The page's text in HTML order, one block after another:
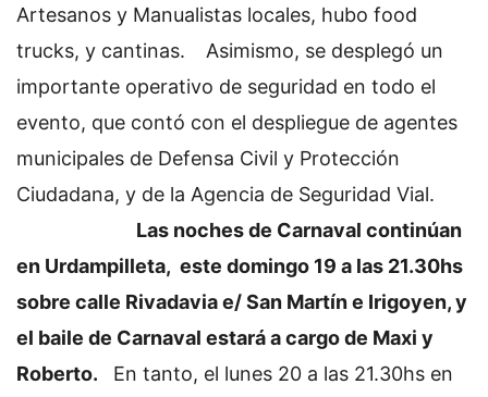
Artesanos y Manualistas locales, hubo food
trucks, y cantinas.
Asimismo, se desplegó un
importante operativo de seguridad en todo el
evento, que contó con el despliegue de agentes
municipales de Defensa Civil y Protección
Ciudadana, y de la Agencia de Seguridad Vial.
Las noches de Carnaval continúan
en Urdampilleta, este domingo 19 a las 21.30hs
sobre calle Rivadavia e/ San Martín e Irigoyen, y
el baile de Carnaval estará a cargo de Maxi y
Roberto.
En tanto, el lunes 20 a las 21.30hs en